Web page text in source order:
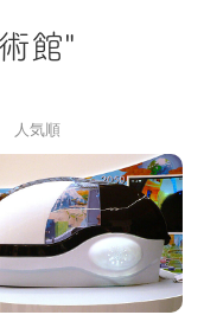
館"
人気順